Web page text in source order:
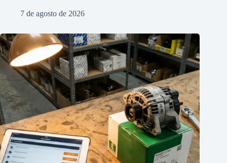
7 de agosto de 2026